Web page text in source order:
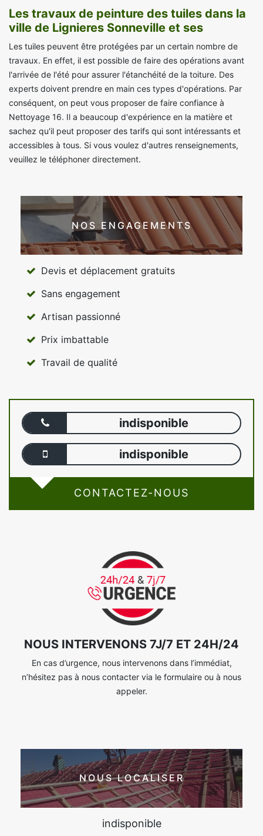
Les travaux de peinture des tuiles dans la
ville de Lignieres Sonneville et ses
Les tuiles peuvent être protégées par un certain nombre de
travaux. En effet, il est possible de faire des opérations avant
l'arrivée de l'été pour assurer l'étanchéité de la toiture. Des
experts doivent prendre en main ces types d'opérations. Par
conséquent, on peut vous proposer de faire confiance à
Nettoyage 16. Il a beaucoup d'expérience en la matière et
sachez qu'il peut proposer des tarifs qui sont intéressants et
accessibles à tous. Si vous voulez d'autres renseignements,
veuillez le téléphoner directement.
NOS ENGAGEMENTS
Devis et déplacement gratuits
Sans engagement
Artisan passionné
Prix imbattable
Travail de qualité
indisponible
indisponible
CONTACTEZ-NOUS
NOUS INTERVENONS 7J/7 ET 24H/24
En cas d’urgence, nous intervenons dans l’immédiat,
n’hésitez pas à nous contacter via le formulaire ou à nous
appeler.
NOUS LOCALISER
indisponible